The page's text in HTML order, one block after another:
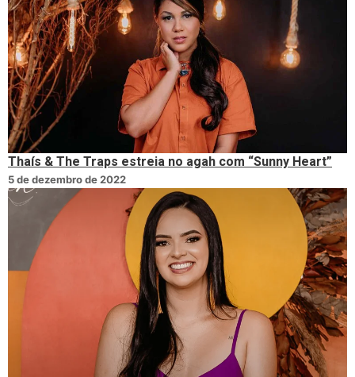
Thaís & The Traps estreia no agah com “Sunny Heart”
5 de dezembro de 2022